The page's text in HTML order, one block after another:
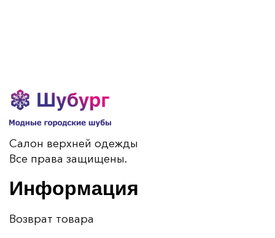
Салон верхней одежды
Все права защищены.
Информация
Возврат товара